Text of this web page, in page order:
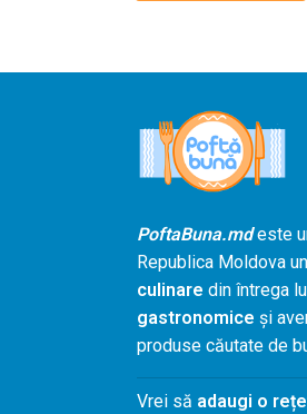
PoftaBuna.mdeste
Republica Moldova
culinare din întrega
gastronomice și
produse căutate de
Vrei să adaugi o